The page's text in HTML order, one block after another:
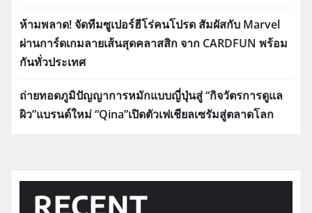
ห้ามพลาด! จัดทีมซูเปอร์ฮีโร่คนโปรด สัมผัสกับ Marvel
ผ่านการ์ดเกมลายเส้นสุดคลาสสิก จาก CARDFUN พร้อม
กันทั่วประเทศ
ถ่ายทอดภูมิปัญญาการหมักแบบญี่ปุ่นสู่ “กิจวัตรการดูแล
ผิว”แบรนด์ใหม่ “Qina”เปิดตัวเฟเชียลเซรัมสู่ตลาดโลก
RECENT